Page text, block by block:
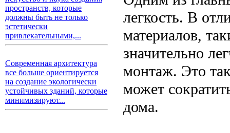
пространств, которые
должны быть не только
эстетически
привлекательными,...
Современная архитектура
все больше ориентируется
на создание экологически
устойчивых зданий, которые
минимизируют...
легкость. В
материалов,
значительно
монтаж. Это
может
дома.